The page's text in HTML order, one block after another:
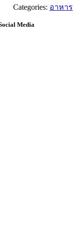
Categories: อาหาร
Media